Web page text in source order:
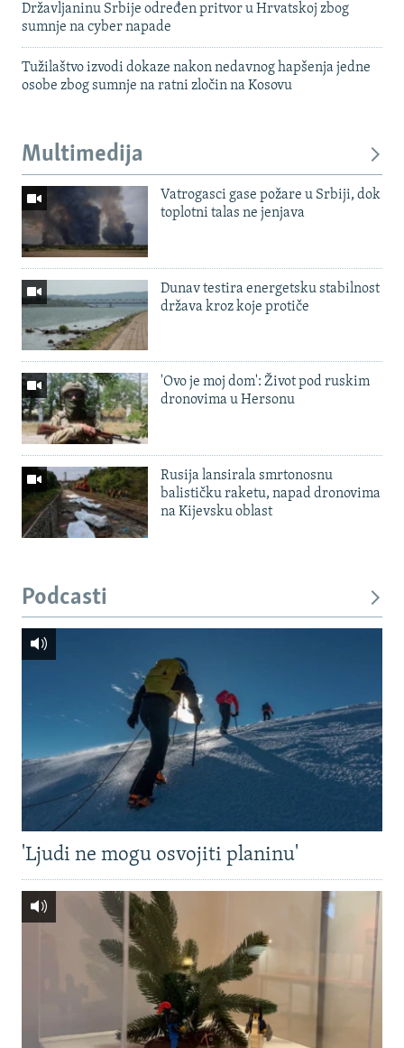
Državljaninu Srbije određen pritvor u Hrvatskoj zbog
sumnje na cyber napade
Tužilaštvo izvodi dokaze nakon nedavnog hapšenja jedne
osobe zbog sumnje na ratni zločin na Kosovu
Multimedija
Vatrogasci gase požare u Srbiji, dok
toplotni talas ne jenjava
Dunav testira energetsku stabilnost
država kroz koje protiče
'Ovo je moj dom': Život pod ruskim
dronovima u Hersonu
Rusija lansirala smrtonosnu
balističku raketu, napad dronovima
na Kijevsku oblast
Podcasti
'Ljudi ne mogu osvojiti planinu'